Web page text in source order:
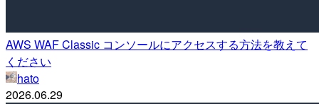
AWS WAF Classic コンソールにアクセスする方法を教えて
ください
hato
2026.06.29